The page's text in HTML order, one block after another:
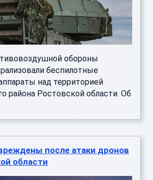
обороны
беспилотные
над территорией
района Ростовской области. Об
после атаки дронов
области